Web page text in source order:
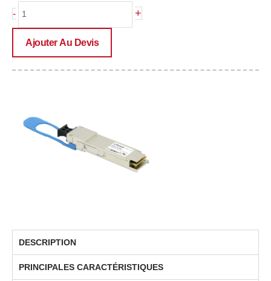
-
PRE-
PLR4
+
Ajouter Au Devis
DESCRIPTION
PRINCIPALES CARACTÉRISTIQUES